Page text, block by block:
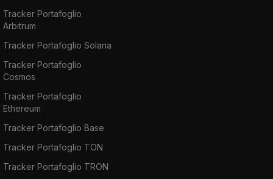
Tracker Portafoglio
Arbitrum
Tracker Portafoglio Solana
Tracker Portafoglio
Cosmos
Tracker Portafoglio
Ethereum
Tracker Portafoglio Base
Tracker Portafoglio TON
Tracker Portafoglio TRON